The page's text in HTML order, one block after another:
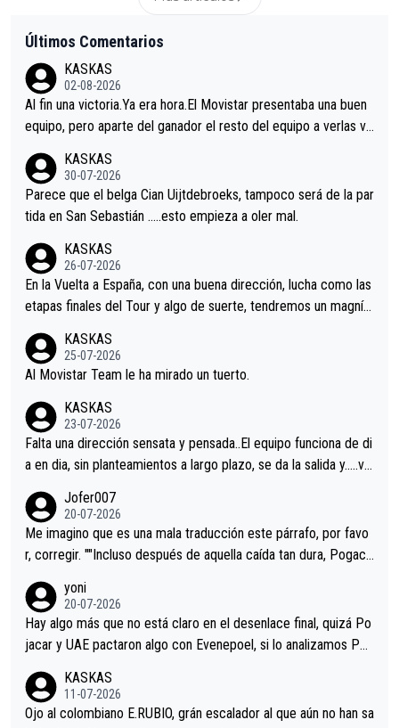
Últimos Comentarios
KASKAS
02-08-2026
Al fin una victoria.Ya era hora.El Movistar presentaba una buen
equipo, pero aparte del ganador el resto del equipo a verlas ve
s.La única buena noticia es la mejoría de Enric Más en San Seb
astian.Si en la Vuelta a Burgos sigue la mejoría, podríamos ten
er alguna sorpresa en la Vuelta.Ojalá.
KASKAS
30-07-2026
Parece que el belga Cian Uijtdebroeks, tampoco será de la par
tida en San Sebastián …..esto empieza a oler mal.
KASKAS
26-07-2026
En la Vuelta a España, con una buena dirección, lucha como las
etapas finales del Tour y algo de suerte, tendremos un magnífi
KASKAS
25-07-2026
Al Movistar Team le ha mirado un tuerto.
KASKAS
23-07-2026
Falta una dirección sensata y pensada..El equipo funciona de di
a en dia, sin planteamientos a largo plazo, se da la salida y…..ve
Minguez, Velez etc etc.Me da pena vivir estos momentos tan
tristes sin victorias.
Jofer007
20-07-2026
Me imagino que es una mala traducción este párrafo, por favo
r, corregir. ""Incluso después de aquella caída tan dura, Pogaca
permaneció pegado a su rueda. Parecía increíble la forma en l
a que era capaz de controlar el miedo", recordó."
yoni
20-07-2026
Hay algo más que no está claro en el desenlace final, quizá Po
jacar y UAE pactaron algo con Evenepoel, si lo analizamos Poj
i sin pedalear, luego está el saludo con Evenepoel dándose la
mano de una manera muy fraternal, más allá de los típicos toqu
KASKAS
11-07-2026
Ojo al colombiano E.RUBIO, grán escalador al que aún no han sa